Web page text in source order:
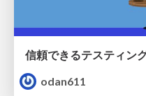
信頼できるテスティン
odan611